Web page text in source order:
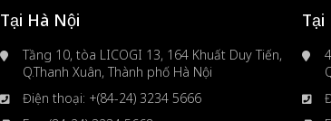
Tại Hà Nội
Tầng 10, tòa LICOGI 13, 164 Khuất Duy Tiến,
Q.Thanh Xuân, Thành phố Hà Nội
Điện thoại: +(84-24) 3234 5666
Tại